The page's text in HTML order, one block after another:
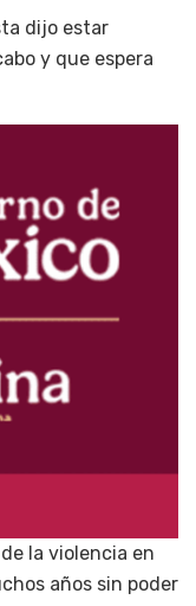
dijo estar
y que espera
la violencia en
años sin poder